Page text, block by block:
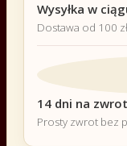
Wysyłka w
Dostawa od 100
14 dni na zwrot
Prosty zwrot bez